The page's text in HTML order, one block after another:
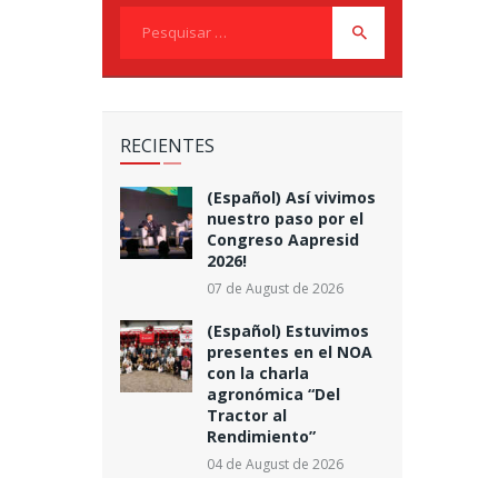
RECIENTES
(Español) Así vivimos
nuestro paso por el
Congreso Aapresid
2026!
07 de August de 2026
(Español) Estuvimos
presentes en el NOA
con la charla
agronómica “Del
Tractor al
Rendimiento”
04 de August de 2026